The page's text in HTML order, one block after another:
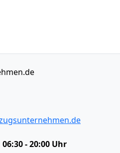
06:30 - 20:00 Uhr